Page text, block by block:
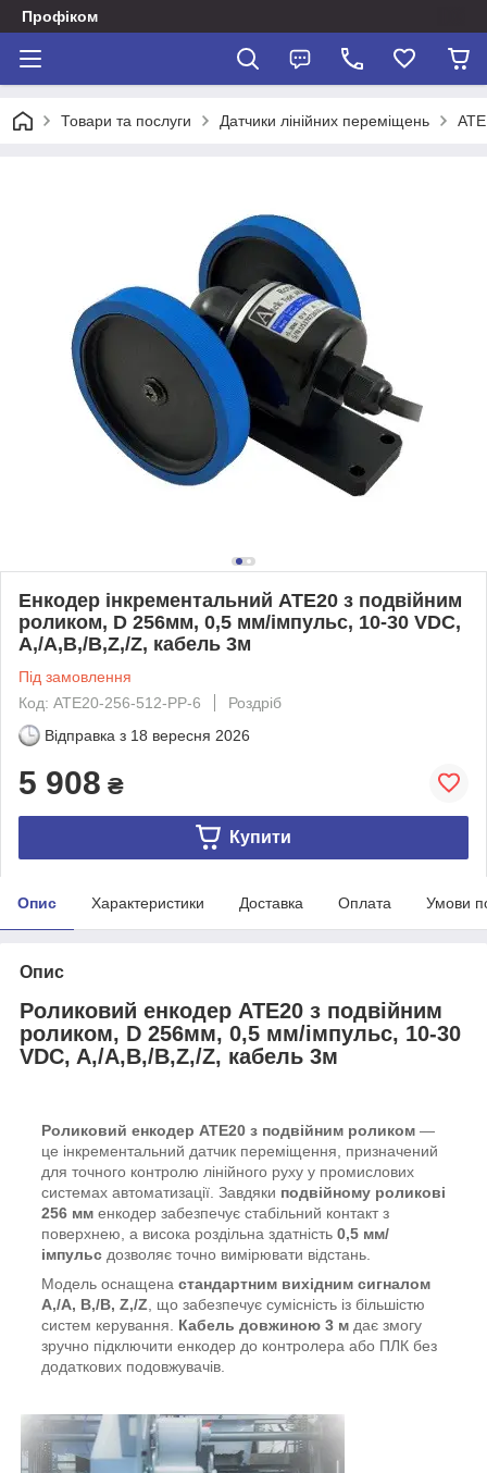
Профіком
Товари та послуги Датчики лінійних переміщень
Енкодер інкрементальний ATE20 з подвійним
роликом, D 256мм, 0,5 мм/імпульс, 10-30 VDC,
A,/A,B,/B,Z,/Z, кабель 3м
Під замовлення
Код: ATE20-256-512-PP-6
Роздріб
Відправка з 18 вересня 2026
5 908 ₴
Купити
Опис Характеристики Доставка Оплата Умови
Опис
Роликовий енкодер ATE20 з подвійним
роликом, D 256мм, 0,5 мм/імпульс, 10-30
VDC, A,/A,B,/B,Z,/Z, кабель 3м
Роликовий енкодер ATE20 з подвійним роликом —
це інкрементальний датчик переміщення, призначений
для точного контролю лінійного руху у промислових
системах автоматизації. Завдяки подвійному роликові
256 мм енкодер забезпечує стабільний контакт з
поверхнею, а висока роздільна здатність 0,5 мм/
імпульс дозволяє точно вимірювати відстань.
Модель оснащена стандартним вихідним сигналом
A,/A, B,/B, Z,/Z, що забезпечує сумісність із більшістю
систем керування. Кабель довжиною 3 м дає змогу
зручно підключити енкодер до контролера або ПЛК без
додаткових подовжувачів.